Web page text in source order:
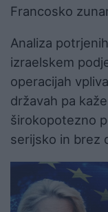
Francosko
Analiza
izraelskem
operacijah
državah pa
širokopotezno
serijsko in brez